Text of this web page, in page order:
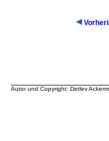
Autor und Copyright: Detlev